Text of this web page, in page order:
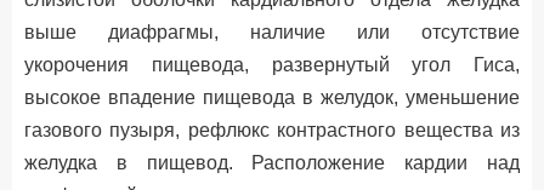
выше диафрагмы, наличие или отсутствие
укорочения пищевода, развернутый угол Гиса,
высокое впадение пищевода в желудок, уменьшение
газового пузыря, рефлюкс контрастного вещества из
желудка в пищевод. Расположение кардии над